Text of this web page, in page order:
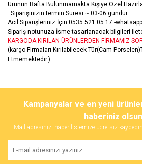
Ürünün Rafta Bulunmamakta Kişiye Özel
Siparişinizin termin Süresi ~ 03-06 gündür.
Acil Siparişleriniz İçin 0535 521 05 17 -
Sipariş notunuza İsme tasarlanacak bilgileri
KARGODA KIRILAN ÜRÜNLERDEN FİRMAMIZ
(kargo Firmaları Kırılabilecek Tür(Cam-
Etmemektedir.)
Bu ürüne ilk yorumu siz
Yorum Yaz
tarafımıza iletebilirsiniz.
Görüş ve önerileriniz için teşekkür ederiz.
Ürün resmi kalitesiz, bozuk veya
Ürün açıklamasında eksik bilgiler
Kampanyalar ve en yeni
haberiniz
Mail adresinizi haber listemize ücretsiz